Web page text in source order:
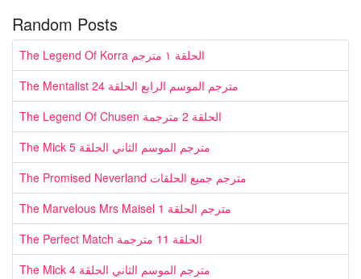
Random Posts
The Legend Of Korra الحلقة ١ مترجم
The Mentalist مترجم الموسم الرابع الحلقة 24
The Legend Of Chusen الحلقة 2 مترجمة
The Mick مترجم الموسم الثاني الحلقة 5
The Promised Neverland مترجم جميع الحلقات
The Marvelous Mrs Maisel مترجم الحلقة 1
The Perfect Match الحلقة 11 مترجمة
The Mick مترجم الموسم الثاني الحلقة 4